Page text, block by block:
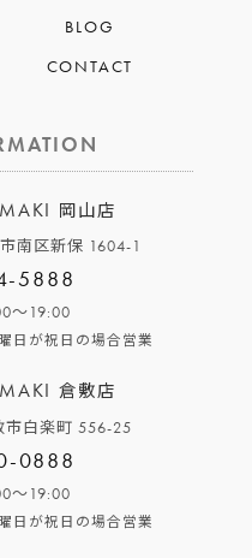
BLOG
CONTACT
岡山店
南区新保 1604-1
5888
～19:00
日が祝日の場合営業
倉敷店
市白楽町 556-25
0888
～19:00
日が祝日の場合営業